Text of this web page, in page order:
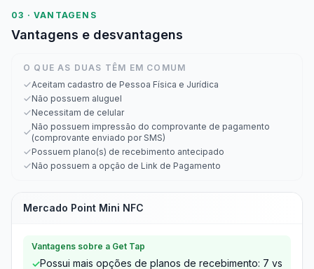
03 · VANTAGENS
Vantagens e desvantagens
O QUE AS DUAS TÊM EM COMUM
Aceitam cadastro de Pessoa Física e Jurídica
Não possuem aluguel
Necessitam de celular
Não possuem impressão do comprovante de pagamento
(comprovante enviado por SMS)
Possuem plano(s) de recebimento antecipado
Não possuem a opção de Link de Pagamento
Mercado Point Mini NFC
Vantagens sobre a Get Tap
✓Possui mais opções de planos de recebimento: 7 vs